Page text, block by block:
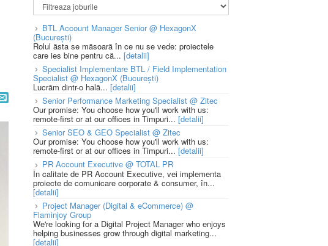
BTL Account Manager Senior @ HexagonX
(București)
Rolul ăsta se măsoară în ce nu se vede: proiectele
care ies bine pentru că... [detalii]
Specialist Implementare BTL / Field Implementation
Specialist @ HexagonX (București)
Lucrăm dintr-o hală... [detalii]
Senior Performance Marketing Specialist @ Zitec
Our promise: You choose how you'll work with us:
remote-first or at our offices in Timpuri... [detalii]
Senior SEO & GEO Specialist @ Zitec
Our promise: You choose how you'll work with us:
remote-first or at our offices in Timpuri... [detalii]
PR Account Executive @ TOTAL PR
În calitate de PR Account Executive, vei implementa
proiecte de comunicare corporate & consumer, în...
[detalii]
Project Manager (Digital & eCommerce) @
Flaminjoy Group
We're looking for a Digital Project Manager who enjoys
helping businesses grow through digital marketing...
[detalii]